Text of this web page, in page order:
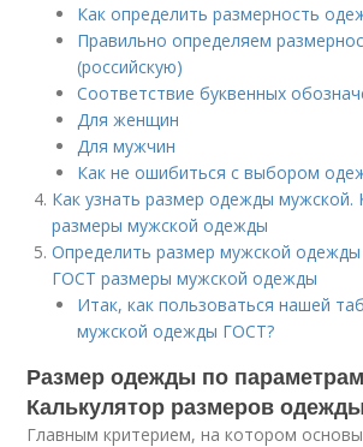
Как определить размерность
Правильно определяем
(российскую)
Соответствие буквенных
Для женщин
Для мужчин
Как не ошибиться с выбором
Как узнать размер одежды мужской.
размеры мужской одежды
Определить размер мужской одежды
ГОСТ размеры мужской одежды
Итак, как пользоваться нашей
мужской одежды ГОСТ?
Размер одежды по
Калькулятор размеров
Главным критерием, на котором